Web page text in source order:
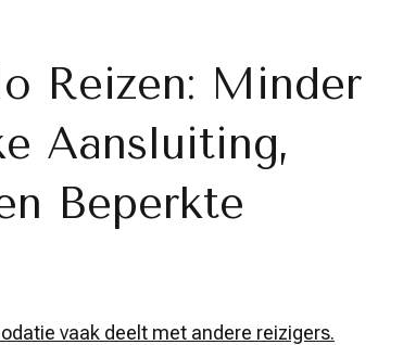
Reizen: Minder
Aansluiting,
Beperkte
vaak deelt met andere reizigers.